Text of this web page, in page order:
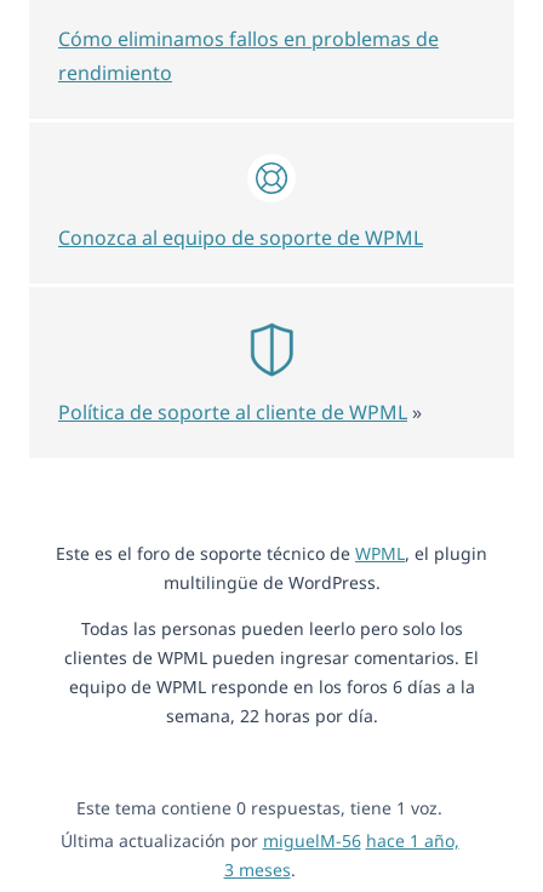
Este es el foro de soporte técnico de WPML, el plugin
multilingüe de WordPress.
Todas las personas pueden leerlo pero solo los
clientes de WPML pueden ingresar comentarios. El
equipo de WPML responde en los foros 6 días a la
semana, 22 horas por día.
Este tema contiene 0 respuestas, tiene 1 voz.
Última actualización por miguelM-56 hace 1 año,
3 meses.
Cómo eliminamos fallos en problemas de
rendimiento
Conozca al equipo de soporte de WPML
Política de soporte al cliente de WPML »